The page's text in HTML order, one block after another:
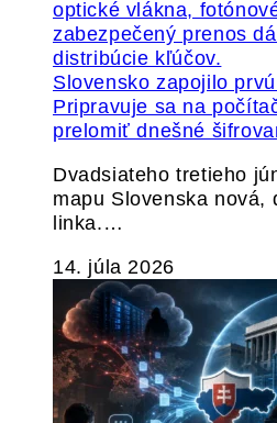
Slovensko zapojilo
Pripravuje sa na
prelomiť dnešné
Dvadsiateho tretieho
mapu Slovenska nová,
linka.…
14. júla 2026